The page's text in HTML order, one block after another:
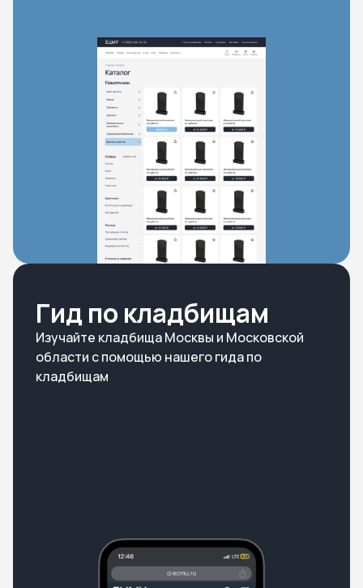
Гид по кладбищам
Изучайте кладбища Москвы и Московской
области с помощью нашего гида по
кладбищам